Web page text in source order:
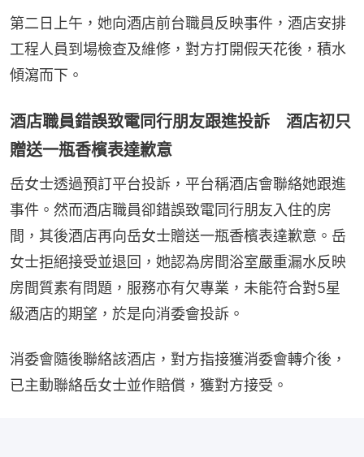
第二日上午，她向酒店前台職員反映事件，酒店安排
工程人員到場檢查及維修，對方打開假天花後，積水
傾瀉而下。
酒店職員錯誤致電同行朋友跟進投訴 酒店初只
贈送一瓶香檳表達歉意
岳女士透過預訂平台投訴，平台稱酒店會聯絡她跟進
事件。然而酒店職員卻錯誤致電同行朋友入住的房
間，其後酒店再向岳女士贈送一瓶香檳表達歉意。岳
女士拒絕接受並退回，她認為房間浴室嚴重漏水反映
房間質素有問題，服務亦有欠專業，未能符合對5星
級酒店的期望，於是向消委會投訴。
消委會隨後聯絡該酒店，對方指接獲消委會轉介後，
已主動聯絡岳女士並作賠償，獲對方接受。